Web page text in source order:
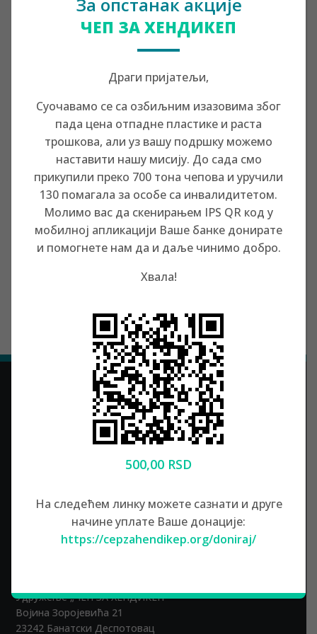
Хвала вам од 💛 што сте уз акцију #чепзахендикеп јер је
Arts vzw“, Стефан Марковић из Горњег Милановца добио
ортопедску стајалицу! 👏
Недавни постови
Литерарни новогодишњи конкурс „Да се ја питам“
Чеповци, будите дупло већи хероји уз „HERO”
Драгана Влашковић из Трстеника
+381 (0)61 22 11 121
info@cepzahendikep.org
Удружење „ЧЕП ЗА ХЕНДИКЕП“
Војина Зоројевића 21
23242 Банатски Деспотовац
ЧЕП ЗА ХЕНДИКЕП
Драги пријатељи,
Суочавамо се са озбиљним изазовима због
пада цена отпадне пластике и раста
трошкова, али уз вашу подршку можемо
наставити нашу мисију. До сада смо
прикупили преко 700 тона чепова и уручили
130 помагала за особе са инвалидитетом.
Молимо вас да скенирањем IPS QR код у
мобилној апликацији Ваше банке донирате
и помогнете нам да и даље чинимо добро.
Хвала!
500,00 RSD
На следећем линку можете сазнати и друге
начине уплате Ваше донације:
https://cepzahendikep.org/doniraj/